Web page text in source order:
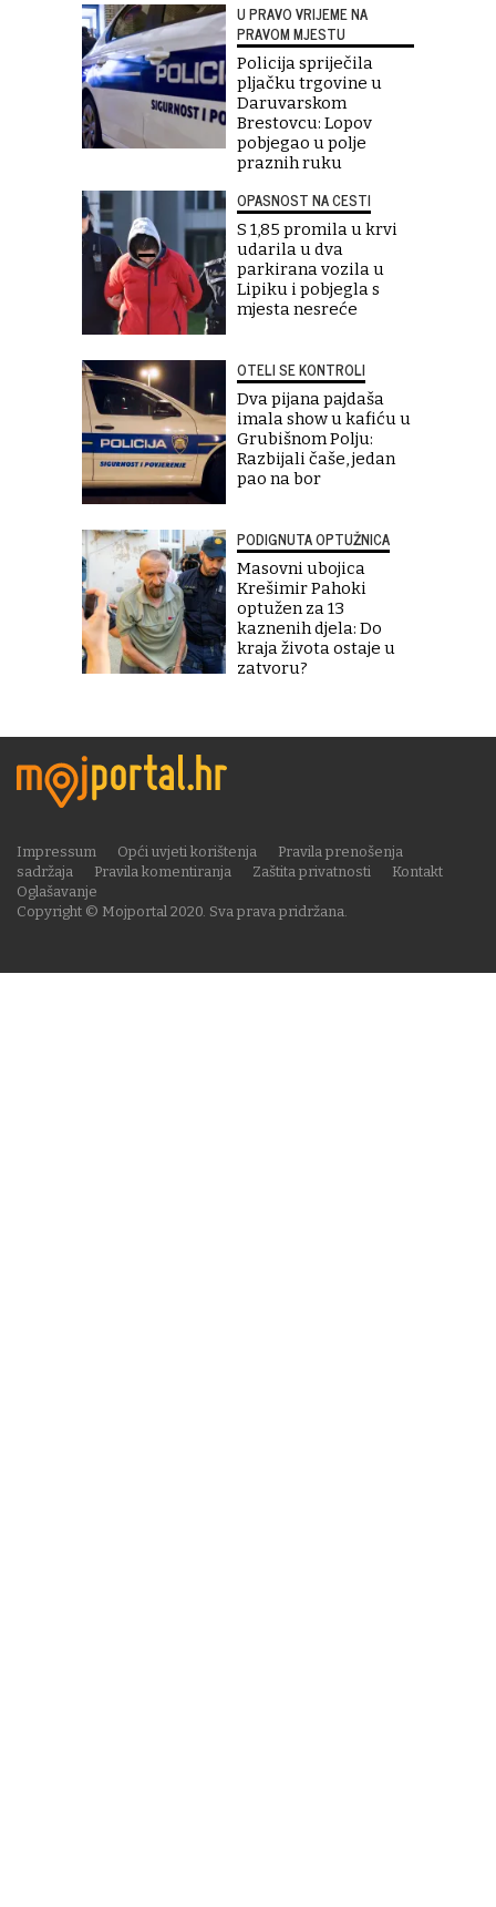
U PRAVO VRIJEME NA
PRAVOM MJESTU
Policija spriječila
pljačku trgovine u
Daruvarskom
Brestovcu: Lopov
pobjegao u polje
praznih ruku
OPASNOST NA CESTI
S 1,85 promila u krvi
udarila u dva
parkirana vozila u
Lipiku i pobjegla s
mjesta nesreće
OTELI SE KONTROLI
Dva pijana pajdaša
imala show u kafiću u
Grubišnom Polju:
Razbijali čaše, jedan
pao na bor
PODIGNUTA OPTUŽNICA
Masovni ubojica
Krešimir Pahoki
optužen za 13
kaznenih djela: Do
kraja života ostaje u
zatvoru?
Copyright © Mojportal 2020. Sva prava pridržana.
Impressum Opći uvjeti korištenja
Pravila prenošenja
sadržaja
Pravila komentiranja Zaštita privatnosti
Kontakt
Oglašavanje